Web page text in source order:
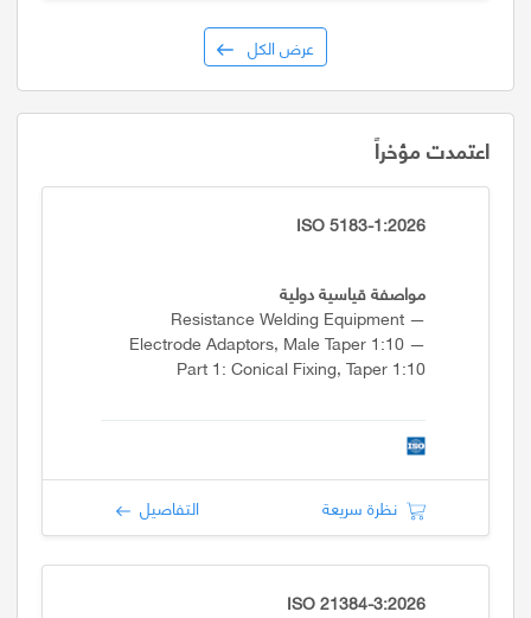
عرض الكل
اعتمدت مؤخراً
ISO 5183-1:2026
مواصفة قياسية دولية
Resistance Welding Equipment —
Electrode Adaptors, Male Taper 1:10 —
Part 1: Conical Fixing, Taper 1:10
نظرة سريعة التفاصيل
ISO 21384-3:2026